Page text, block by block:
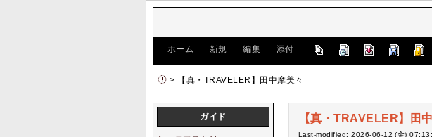
ホーム 新規 編集 添付
> 【真・TRAVELER】田中摩美々
【真・TRAVELER】田
Last-modified: 2026-06-12 (金)
ガイド